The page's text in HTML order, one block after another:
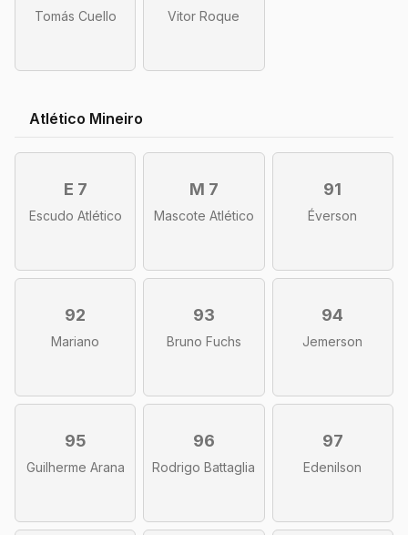
Tomás Cuello Vitor Roque
Atlético Mineiro
E 7
Escudo Atlético
M 7
Mascote Atlético
91
Éverson
92
Mariano
93
Bruno Fuchs
94
Jemerson
95
Guilherme Arana
96
Rodrigo Battaglia
97
Edenilson